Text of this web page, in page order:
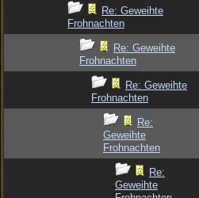
Re: Geweihte
Frohnachten
Re: Geweihte
Frohnachten
Re: Geweihte
Frohnachten
Re:
Geweihte
Frohnachten
Re:
Geweihte